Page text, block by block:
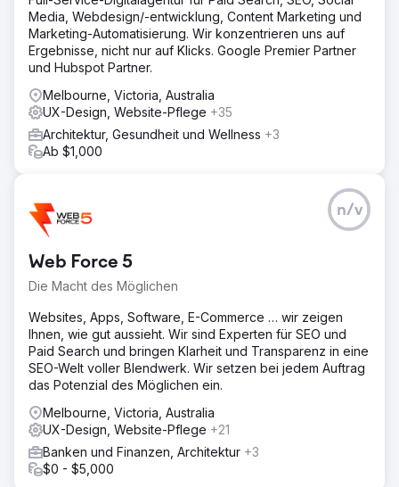
Media, Webdesign/-entwicklung, Content Marketing und
Marketing-Automatisierung. Wir konzentrieren uns auf
Ergebnisse, nicht nur auf Klicks. Google Premier Partner
und Hubspot Partner.
Melbourne, Victoria, Australia
UX-Design, Website-Pflege +35
Architektur, Gesundheit und Wellness +3
Ab $1,000
Web Force 5
Die Macht des Möglichen
n/v
Websites, Apps, Software, E-Commerce … wir zeigen
Ihnen, wie gut aussieht. Wir sind Experten für SEO und
Paid Search und bringen Klarheit und Transparenz in eine
SEO-Welt voller Blendwerk. Wir setzen bei jedem Auftrag
das Potenzial des Möglichen ein.
Melbourne, Victoria, Australia
UX-Design, Website-Pflege +21
Banken und Finanzen, Architektur +3
$0 - $5,000